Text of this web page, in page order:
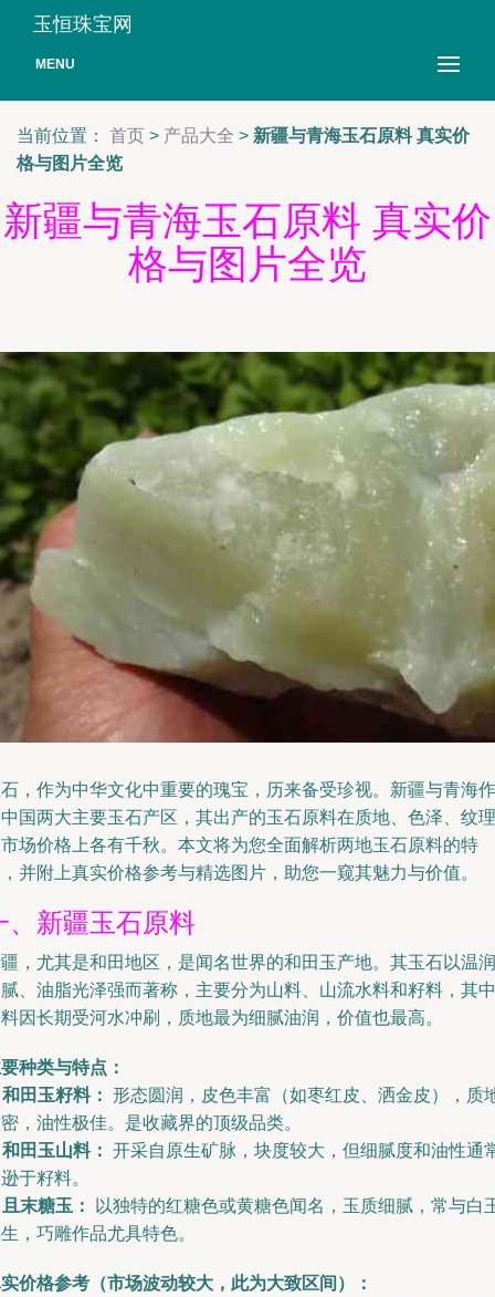
玉恒珠宝网
MENU
当前位置： 首页 > 产品大全 > 新疆与青海玉石原料 真实价
格与图片全览
新疆与青海玉石原料 真实价
格与图片全览
，作为中华文化中重要的瑰宝，历来备受珍视。新疆与青海作
国两大主要玉石产区，其出产的玉石原料在质地、色泽、纹理
场价格上各有千秋。本文将为您全面解析两地玉石原料的特
并附上真实价格参考与精选图片，助您一窥其魅力与价值。
、新疆玉石原料
，尤其是和田地区，是闻名世界的和田玉产地。其玉石以温润
、油脂光泽强而著称，主要分为山料、山流水料和籽料，其中
因长期受河水冲刷，质地最为细腻油润，价值也最高。
种类与特点：
和田玉籽料： 形态圆润，皮色丰富（如枣红皮、洒金皮），质
，油性极佳。是收藏界的顶级品类。
和田玉山料： 开采自原生矿脉，块度较大，但细腻度和油性通
于籽料。
且末糖玉：
以独特的红糖色或黄糖色闻名，玉质细腻，常与白
，巧雕作品尤具特色。
价格参考（市场波动较大，此为大致区间）：